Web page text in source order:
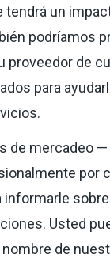
tendrá un
podríamos
proveedor de
para
de mercadeo
por
informarle
Usted
de